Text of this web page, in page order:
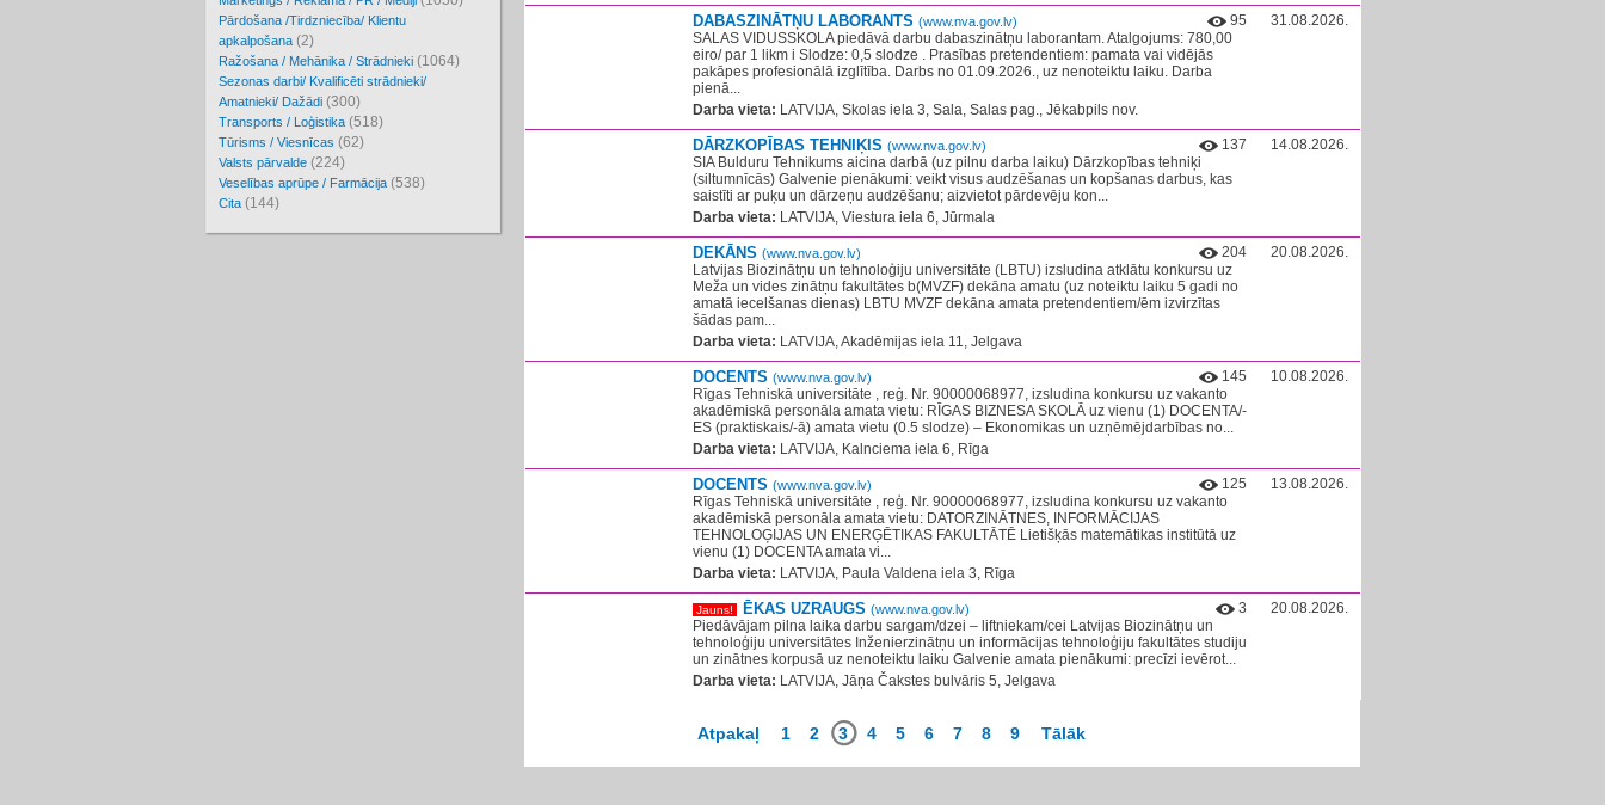
Pārdošana /Tirdzniecība/ Klientu
apkalpošana (2)
Ražošana / Mehānika / Strādnieki (1064)
Sezonas darbi/ Kvalificēti strādnieki/
Amatnieki/ Dažādi (300)
Transports / Loģistika (518)
Tūrisms / Viesnīcas (62)
Valsts pārvalde (224)
Veselības aprūpe / Farmācija (538)
Cita (144)
DABASZINĀTŅU LABORANTS (www.nva.gov.lv)
95
SALAS VIDUSSKOLA piedāvā darbu dabaszinātņu laborantam. Atalgojums: 780,00
eiro/ par 1 likm i Slodze: 0,5 slodze . Prasības pretendentiem: pamata vai vidējās
pakāpes profesionālā izglītība. Darbs no 01.09.2026., uz nenoteiktu laiku. Darba
pienā...
Darba vieta: LATVIJA, Skolas iela 3, Sala, Salas pag., Jēkabpils nov.
31.08.2026.
DĀRZKOPĪBAS TEHNIĶIS (www.nva.gov.lv)
137
SIA Bulduru Tehnikums aicina darbā (uz pilnu darba laiku) Dārzkopības tehniķi
(siltumnīcās) Galvenie pienākumi: veikt visus audzēšanas un kopšanas darbus, kas
saistīti ar puķu un dārzeņu audzēšanu; aizvietot pārdevēju kon...
Darba vieta: LATVIJA, Viestura iela 6, Jūrmala
14.08.2026.
DEKĀNS (www.nva.gov.lv)
204
Latvijas Biozinātņu un tehnoloģiju universitāte (LBTU) izsludina atklātu konkursu uz
Meža un vides zinātņu fakultātes b(MVZF) dekāna amatu (uz noteiktu laiku 5 gadi no
amatā iecelšanas dienas) LBTU MVZF dekāna amata pretendentiem/ēm izvirzītas
šādas pam...
Darba vieta: LATVIJA, Akadēmijas iela 11, Jelgava
20.08.2026.
DOCENTS (www.nva.gov.lv)
145
Rīgas Tehniskā universitāte , reģ. Nr. 90000068977, izsludina konkursu uz vakanto
akadēmiskā personāla amata vietu: RĪGAS BIZNESA SKOLĀ uz vienu (1) DOCENTA/-
ES (praktiskais/-ā) amata vietu (0.5 slodze) – Ekonomikas un uzņēmējdarbības no...
Darba vieta: LATVIJA, Kalnciema iela 6, Rīga
10.08.2026.
DOCENTS (www.nva.gov.lv)
125
Rīgas Tehniskā universitāte , reģ. Nr. 90000068977, izsludina konkursu uz vakanto
akadēmiskā personāla amata vietu: DATORZINĀTNES, INFORMĀCIJAS
TEHNOLOĢIJAS UN ENERĢĒTIKAS FAKULTĀTĒ Lietišķās matemātikas institūtā uz
vienu (1) DOCENTA amata vi...
Darba vieta: LATVIJA, Paula Valdena iela 3, Rīga
13.08.2026.
Jauns! ĒKAS UZRAUGS (www.nva.gov.lv)
3
Piedāvājam pilna laika darbu sargam/dzei – liftniekam/cei Latvijas Biozinātņu un
tehnoloģiju universitātes Inženierzinātņu un informācijas tehnoloģiju fakultātes studiju
un zinātnes korpusā uz nenoteiktu laiku Galvenie amata pienākumi: precīzi ievērot...
Darba vieta: LATVIJA, Jāņa Čakstes bulvāris 5, Jelgava
20.08.2026.
Atpakaļ 1 2 3 4 5 6 7 8 9 Tālāk